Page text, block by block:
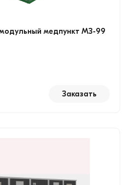
медпункт МЗ-99
Заказать